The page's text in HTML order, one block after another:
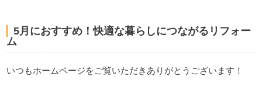
5月におすすめ！快適な暮らしにつながるリフォー
ム
いつもホームページをご覧いただきありがとうございます！